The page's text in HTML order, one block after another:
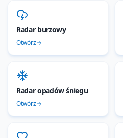
Radar burzowy
Otwórz
Radar opadów śniegu
Otwórz